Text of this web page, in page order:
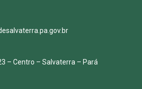
– Centro – Salvaterra – Pará